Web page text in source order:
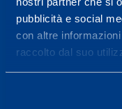
pubblicità e social
con altre
raccolto dal suo
Servizi
Servizi Medici
Test di valutazione